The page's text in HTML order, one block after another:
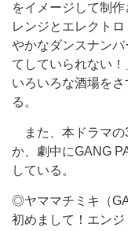
をイメージして制
レンジとエレクト
やかなダンスナン
てしていられない
いろいろな酒場を
る。
また、本ドラマの
か、劇中にGANG
している。
◎ヤママチミキ（
初めまして！エン